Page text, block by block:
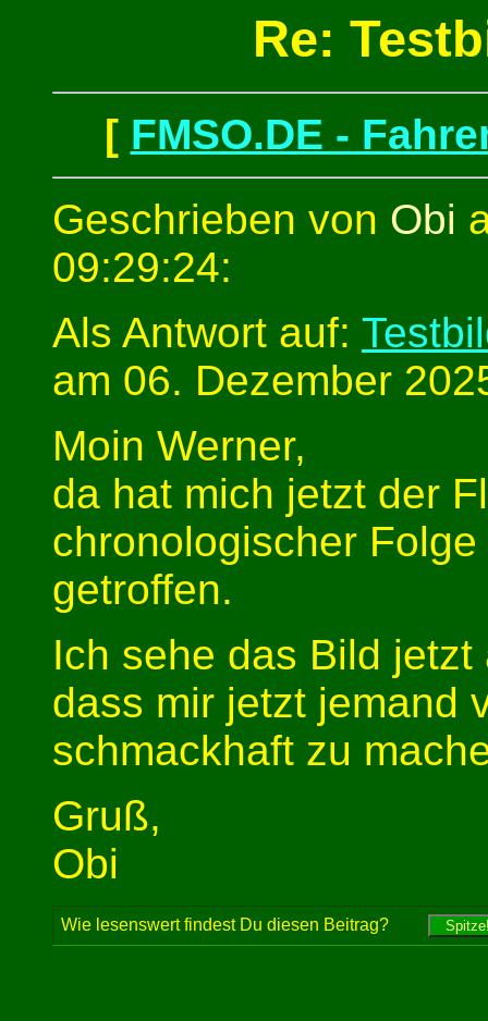
Re:
[ FMSO.DE -
Geschrieben von Obi
09:29:24:
Als Antwort auf:
am 06. Dezember
Moin Werner,
da hat mich jetzt der
chronologischer
getroffen.
Ich sehe das Bild
dass mir jetzt jemand
schmackhaft zu
Gruß,
Obi
Wie lesenswert findest Du diesen Beitrag?